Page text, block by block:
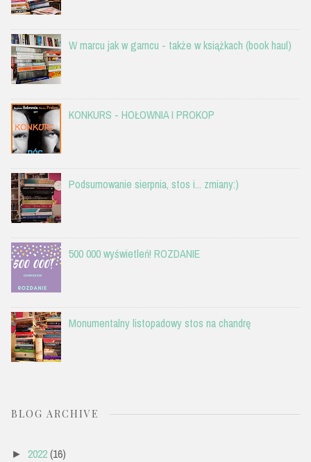
W marcu jak w garncu - także w książkach (book haul)
KONKURS - HOŁOWNIA I PROKOP
Podsumowanie sierpnia, stos i... zmiany:)
500 000 wyświetleń! ROZDANIE
Monumentalny listopadowy stos na chandrę
BLOG ARCHIVE
► 2022(16)